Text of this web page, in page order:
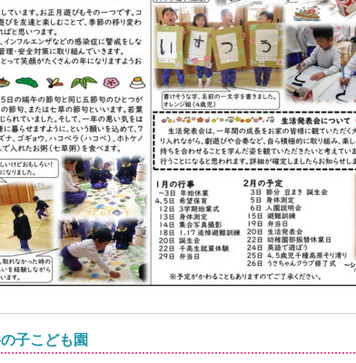
子こども園